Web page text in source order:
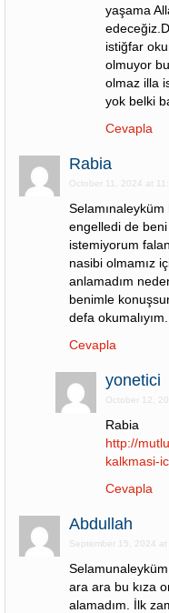
yaşama
istiğfar
olmuyor
olmaz illa
yok belki
Cevapla
Rabia
October 11, 2024 at
Selamınaleyküm
engelledi de beni
istemiyorum
nasibi olmamız
anlamadım
benimle
defa okumalıyım.
Cevapla
yonetici
October 12,
Rabia
http://
kalkmasi-
Cevapla
Abdullah
September 15, 2024 at
ara ara bu kıza
alamadım. İlk